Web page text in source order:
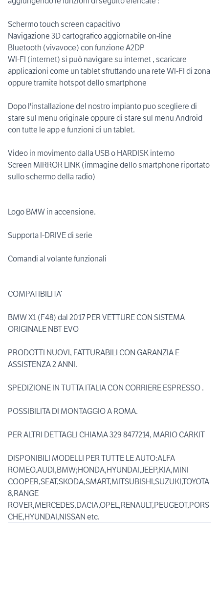
Schermo touch screen capacitivo
Navigazione 3D cartografico aggiornabile on-line
Bluetooth (vivavoce) con funzione A2DP
WI-FI (internet) si può navigare su internet , scaricare
applicazioni come un tablet sfruttando una rete WI-FI di zona
oppure tramite hotspot dello smartphone
Dopo l'installazione del nostro impianto puo scegliere di
stare sul menu originale oppure di stare sul menu Android
con tutte le app e funzioni di un tablet.
Video in movimento dalla USB o HARDISK interno
Screen MIRROR LINK (immagine dello smartphone riportato
sullo schermo della radio)
Logo BMW in accensione.
Supporta I-DRIVE di serie
Comandi al volante funzionali
COMPATIBILITA’
BMW X1 (F48) dal 2017 PER VETTURE CON SISTEMA
ORIGINALE NBT EVO
PRODOTTI NUOVI, FATTURABILI CON GARANZIA E
ASSISTENZA 2 ANNI.
SPEDIZIONE IN TUTTA ITALIA CON CORRIERE ESPRESSO .
POSSIBILITA DI MONTAGGIO A ROMA.
PER ALTRI DETTAGLI CHIAMA 329 8477214, MARIO CARKIT
DISPONIBILI MODELLI PER TUTTE LE AUTO:ALFA
ROMEO,AUDI,BMW;HONDA,HYUNDAI,JEEP,KIA,MINI
COOPER,SEAT,SKODA,SMART,MITSUBISHI,SUZUKI,TOYOTA
8,RANGE
ROVER,MERCEDES,DACIA,OPEL,RENAULT,PEUGEOT,PORS
CHE,HYUNDAI,NISSAN etc.